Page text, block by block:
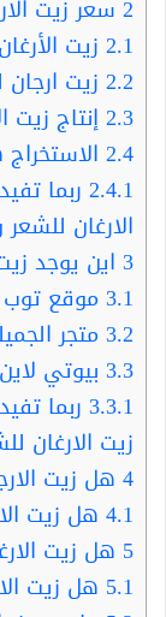
2 سعر زيت
2.1 زيت
2.2 زيت
2.3إنتاج زيت
2.4
2.4.1 ربما
الارغان
3 اين يوجد
3.1موقع
3.2متجر
3.3 بيوتي
3.3.1 ربما
زيت الارغان
4 هل زيت
4.1 هل زيت
5 هل زيت
5.1 هل زيت